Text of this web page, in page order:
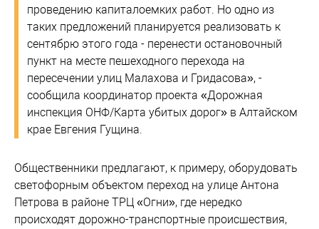
проведению капиталоемких работ. Но одно из
таких предложений планируется реализовать к
сентябрю этого года - перенести остановочный
пункт на месте пешеходного перехода на
пересечении улиц Малахова и Гридасова», -
сообщила координатор проекта «Дорожная
инспекция ОНФ/Карта убитых дорог» в Алтайском
крае Евгения Гущина.
Общественники предлагают, к примеру, оборудовать
светофорным объектом переход на улице Антона
Петрова в районе ТРЦ «Огни», где нередко
происходят дорожно-транспортные происшествия,